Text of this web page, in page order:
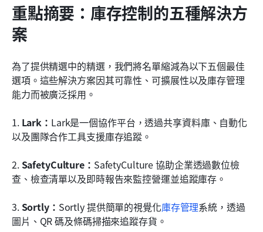
重點摘要：庫存控制的五種解決方
案
為了提供精選中的精選，我們將名單縮減為以下五個最佳
選項。這些解決方案因其可靠性、可擴展性以及庫存管理
能力而被廣泛採用。
1. Lark： Lark是一個協作平台，透過共享資料庫、自動化
以及團隊合作工具支援庫存追蹤。
2. SafetyCulture： SafetyCulture 協助企業透過數位檢
查、檢查清單以及即時報告來監控營運並追蹤庫存。
3. Sortly： Sortly 提供簡單的視覺化庫存管理系統，透過
圖片、QR 碼及條碼掃描來追蹤存貨。